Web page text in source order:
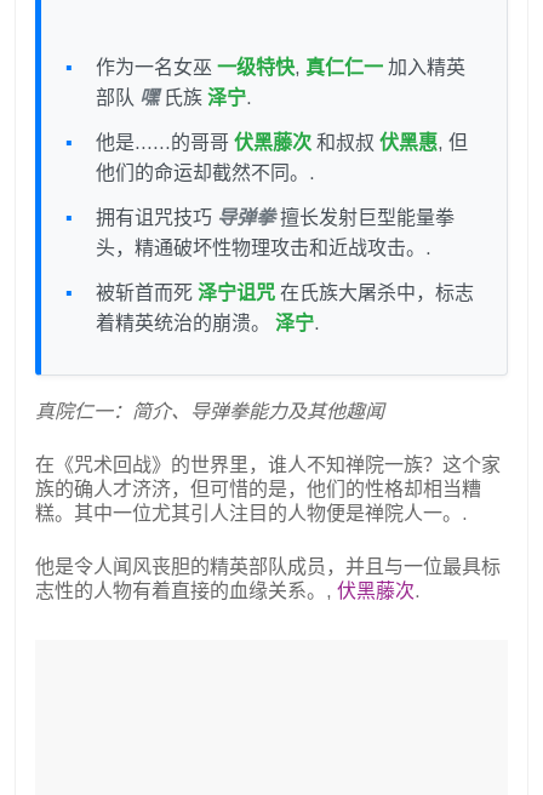
作为一名女巫 一级特快, 真仁仁一 加入精英
部队 嘿氏族 泽宁.
他是……的哥哥 伏黑藤次 和叔叔 伏黑惠, 但
他们的命运却截然不同。.
拥有诅咒技巧 导弹拳擅长发射巨型能量拳
头，精通破坏性物理攻击和近战攻击。.
被斩首而死 泽宁诅咒 在氏族大屠杀中，标志
着精英统治的崩溃。 泽宁.
真院仁一：简介、导弹拳能力及其他趣闻
在《咒术回战》的世界里，谁人不知禅院一族？这个家
族的确人才济济，但可惜的是，他们的性格却相当糟
糕。其中一位尤其引人注目的人物便是禅院人一。.
他是令人闻风丧胆的精英部队成员，并且与一位最具标
志性的人物有着直接的血缘关系。, 伏黑藤次.